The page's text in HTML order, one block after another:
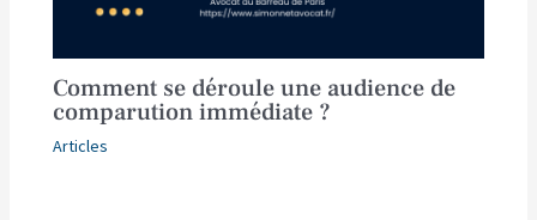
Comment se déroule une audience de
comparution immédiate ?
Articles